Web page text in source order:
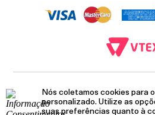
Nós coletamos cookies para
personalizado. Utilize as
suas preferências quanto à
12.093.445/
RUA JUMECY RODRIGUES GOMES, 331 -
JANEIRO. CEP.: